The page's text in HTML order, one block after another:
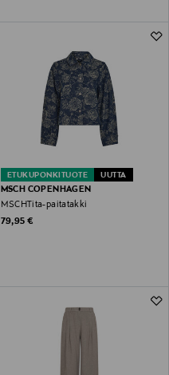
ETUKUPONKITUOTE UUTTA
MSCH COPENHAGEN
MSCHTita-paitatakki
Original Price
79,95 €